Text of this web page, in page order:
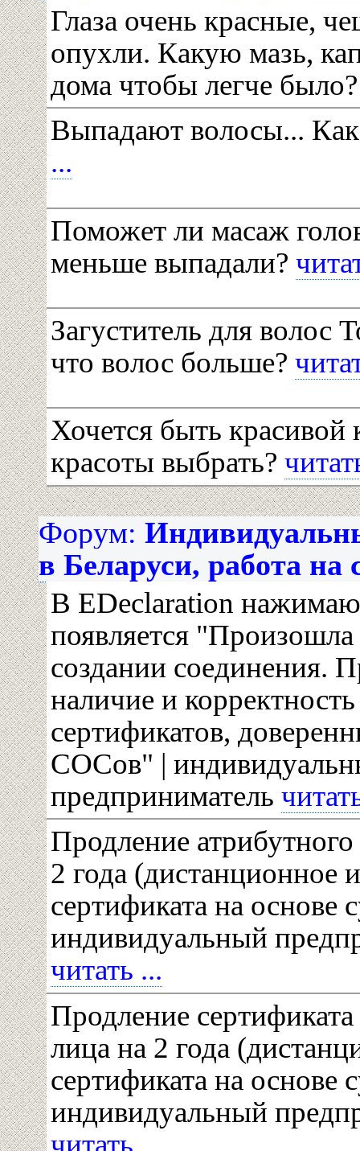
Глаза очень красные,
опухли. Какую мазь,
дома чтобы легче
Выпадают волосы...
...
Поможет ли масаж
меньше выпадали?
Загуститель для волос
что волос больше?
Хочется быть красивой
красоты выбрать?
Форум:
в Беларуси, работа на
В EDeclaration нажимаю
появляется
создании соединения.
наличие и
сертификатов,
СОСов" |
предприниматель
Продление
2 года (дистанционное
сертификата на основе
индивидуальный
читать ...
Продление
лица на 2 года
сертификата на основе
индивидуальный
читать ...